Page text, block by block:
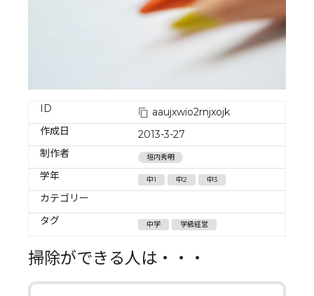
ID
aaujxwio2rnjxojk
作成日
2013-3-27
制作者
垣内秀明
学年 中1 中2 中3
カテゴリー
タグ
中学 学級経営
掃除ができる人は・・・